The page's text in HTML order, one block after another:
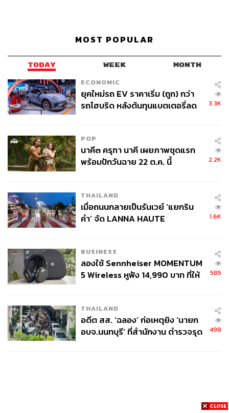
MOST POPULAR
TODAY WEEK MONTH
ECONOMIC
ยุคใหม่รถ EV ราคาเริ่ม (ถูก) กว่า
รถไฮบริด หลังต้นทุนแบตเตอรี่ลด
3.3K
POP
นาคี๓ ครุฑา นาคี เผยภาพชุดแรก
พร้อมปักวันฉาย 22 ต.ค. นี้
2.2K
THAILAND
เมื่อถนนกลายเป็นรันเวย์ ‘แยกริน
คำ’ จัด LANNA HAUTE
1.6K
BUSINESS
ลองใช้ Sennheiser MOMENTUM
5 Wireless หูฟัง 14,990 บาท ที่ให้
585
THAILAND
อดีต สส. ‘ฉลอง’ ก่อเหตุยิง ‘นายก
อบจ.นนทบุรี’ ที่สำนักงาน ตำรวจรุด
498